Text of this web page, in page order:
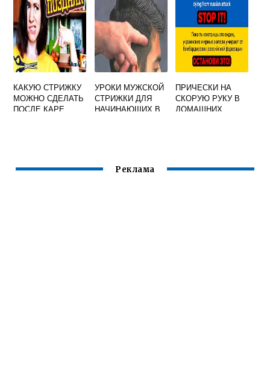
КАКУЮ СТРИЖКУ
МОЖНО СДЕЛАТЬ
ПОСЛЕ КАРЕ
УРОКИ МУЖСКОЙ
СТРИЖКИ ДЛЯ
НАЧИНАЮЩИХ В
ПРИЧЕСКИ НА
СКОРУЮ РУКУ В
ДОМАШНИХ
Реклама